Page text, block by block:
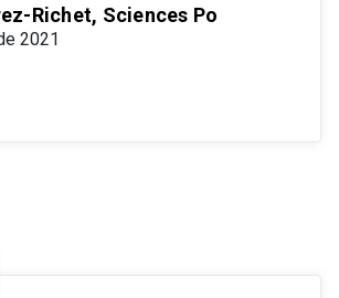
Richet, Sciences Po
2021